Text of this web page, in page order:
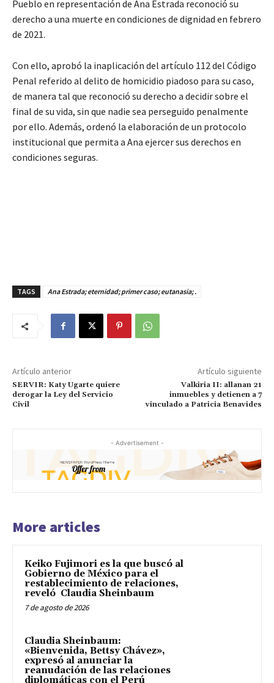
Pueblo en representación de Ana Estrada reconoció su
derecho a una muerte en condiciones de dignidad en febrero
de 2021.
Con ello, aprobó la inaplicación del artículo 112 del Código
Penal referido al delito de homicidio piadoso para su caso,
de manera tal que reconoció su derecho a decidir sobre el
final de su vida, sin que nadie sea perseguido penalmente
por ello. Además, ordenó la elaboración de un protocolo
institucional que permita a Ana ejercer sus derechos en
condiciones seguras.
TAGS Ana Estrada; eternidad; primer caso; eutanasia; .
Artículo anterior
SERVIR: Katy Ugarte quiere
derogar la Ley del Servicio
Civil
Artículo siguiente
Valkiria II: allanan 21
inmuebles y detienen a 7
vinculado a Patricia Benavides
- Advertisement -
More articles
Keiko Fujimori es la que buscó al
Gobierno de México para el
restablecimiento de relaciones,
reveló Claudia Sheinbaum
7 de agosto de 2026
Claudia Sheinbaum:
«Bienvenida, Bettsy Chávez»,
expresó al anunciar la
reanudación de las relaciones
diplomáticas con el Perú